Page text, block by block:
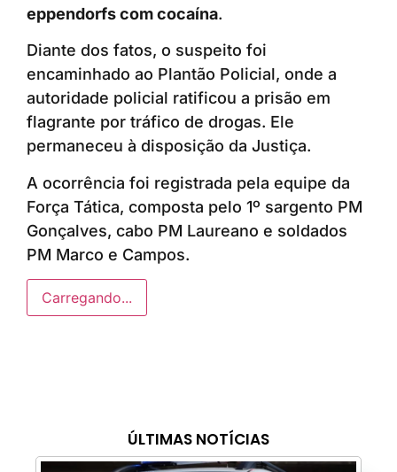
ÚLTIMAS NOTÍCIAS
eppendorfs com cocaína.
Diante dos fatos, o suspeito foi
encaminhado ao Plantão Policial, onde a
autoridade policial ratificou a prisão em
flagrante por tráfico de drogas. Ele
permaneceu à disposição da Justiça.
A ocorrência foi registrada pela equipe da
Força Tática, composta pelo 1º sargento PM
Gonçalves, cabo PM Laureano e soldados
PM Marco e Campos.
Carregando...